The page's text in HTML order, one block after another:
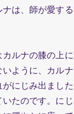
は、師が愛する
ルナの膝の上
ように、カル
にじみ出まし
たのです。に